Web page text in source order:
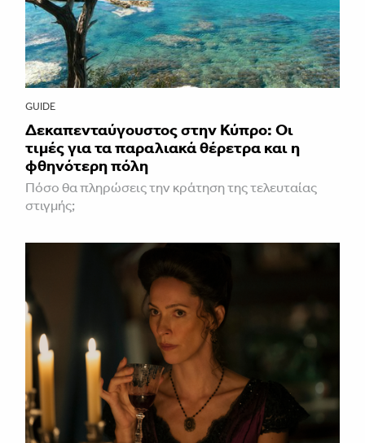
GUIDE
Δεκαπενταύγουστος στην Κύπρο: Οι
τιμές για τα παραλιακά θέρετρα και η
φθηνότερη πόλη
Πόσο θα πληρώσεις την κράτηση της τελευταίας
στιγμής;